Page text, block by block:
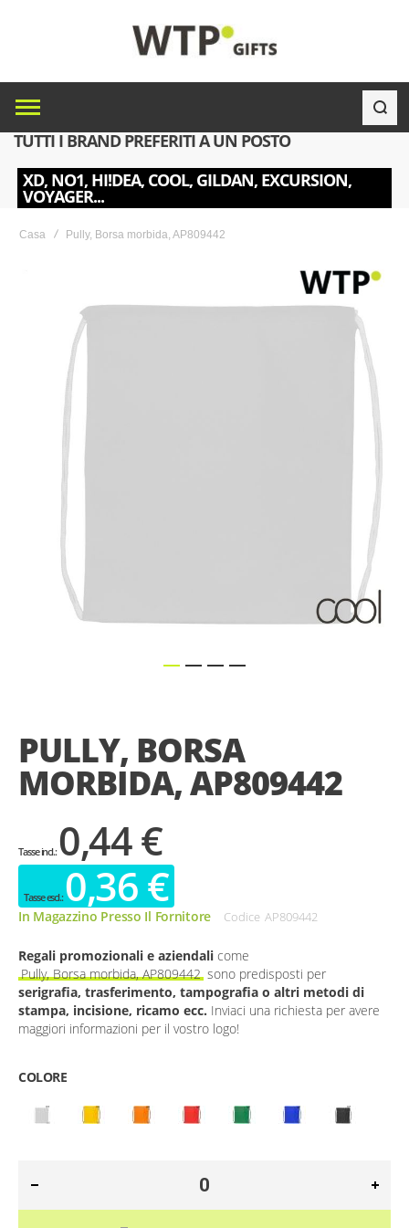
TUTTI I BRAND PREFERITI A UN POSTO
XD, NO1, HI!DEA, COOL, GILDAN, EXCURSION,
VOYAGER...
Casa Pully, Borsa morbida, AP809442
beginning
of
the
images
PULLY, BORSA
MORBIDA, AP809442
0,44 €
0,36 €
In Magazzino Presso Il Fornitore Codice AP809442
Regali promozionali e aziendali come
Pully, Borsa morbida, AP809442 sono predisposti per
serigrafia, trasferimento, tampografia o altri metodi di
stampa, incisione, ricamo ecc. Inviaci una richiesta per avere
maggiori informazioni per il vostro logo!
COLORE